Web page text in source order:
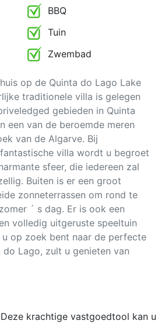
BBQ
Tuin
Zwembad
op de Quinta do Lago Lake
traditionele villa is gelegen
gebieden in Quinta
een van de beroemde meren
van de Algarve. Bij
villa wordt u begroet
sfeer, die iedereen zal
Buiten is er een groot
zonneterrassen om rond te
´ s dag. Er is ook een
volledig uitgeruste speeltuin
op zoek bent naar de perfecte
Lago, zult u genieten van
krachtige vastgoedtool kan u